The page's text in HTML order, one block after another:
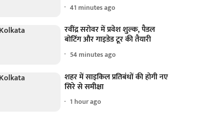
41 minutes ago
रवींद्र सरोवर में प्रवेश शुल्क, पैडल
बोटिंग और गाइडेड टूर की तैयारी
54 minutes ago
शहर में साइकिल प्रतिबंधों की होगी नए
सिरे से समीक्षा
1 hour ago